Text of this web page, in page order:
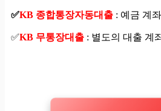
✅KB 종합통장자동대출 : 예금 계
✅KB 무통장대출 : 별도의 대출 계